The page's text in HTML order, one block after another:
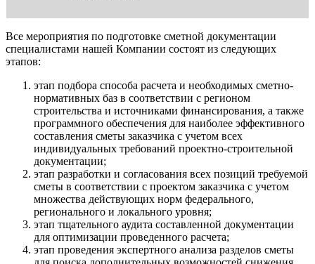
Все мероприятия по подготовке сметной документации
специалистами нашей Компании состоят из следующих
этапов:
этап подбора способа расчета и необходимых сметно-
нормативных баз в соответствии с регионом
строительства и источниками финансирования, а также
программного обеспечения для наиболее эффективного
составления сметы заказчика с учетом всех
индивидуальных требований проектно-строительной
документации;
этап разработки и согласования всех позиций требуемой
сметы в соответствии с проектом заказчика с учетом
множества действующих норм федерального,
регионального и локального уровня;
этап тщательного аудита составленной документации
для оптимизации проведенного расчета;
этап проведения экспертного анализа разделов сметы